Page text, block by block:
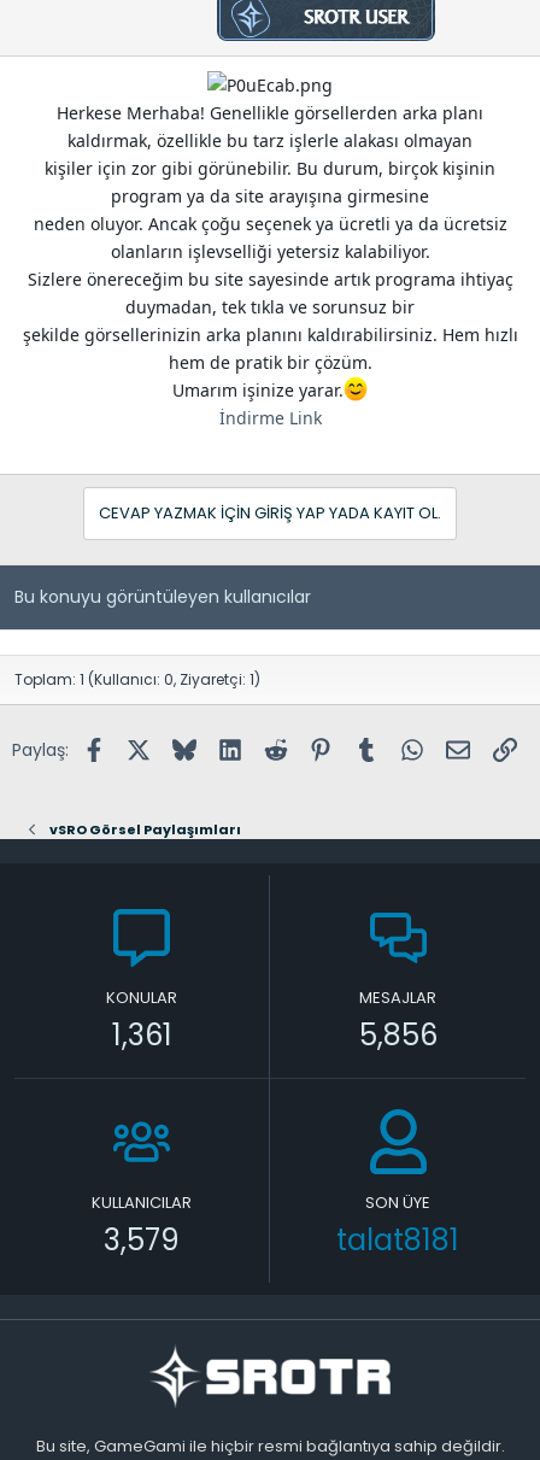
Herkese Merhaba! Genellikle görsellerden arka planı
kaldırmak, özellikle bu tarz işlerle alakası olmayan
kişiler için zor gibi görünebilir. Bu durum, birçok kişinin
program ya da site arayışına girmesine
neden oluyor. Ancak çoğu seçenek ya ücretli ya da ücretsiz
olanların işlevselliği yetersiz kalabiliyor.
Sizlere önereceğim bu site sayesinde artık programa ihtiyaç
duymadan, tek tıkla ve sorunsuz bir
şekilde görsellerinizin arka planını kaldırabilirsiniz. Hem hızlı
hem de pratik bir çözüm.
Umarım işinize yarar.
İndirme Link
CEVAP YAZMAK IÇIN GIRIŞ YAP YADA KAYIT OL.
Bu konuyu görüntüleyen kullanıcılar
Toplam: 1 (Kullanıcı: 0, Ziyaretçi: 1)
Paylaş: FacebookX (Twitter)
BlueskyLinkedInReddit PinterestTumblr WhatsApp
E-posta
vSRO Görsel Paylaşımları
KONULAR
1,361
MESAJLAR
5,856
KULLANICILAR
3,579
SON ÜYE
talat8181
Bu site, GameGami ile hiçbir resmi bağlantıya sahip değildir.